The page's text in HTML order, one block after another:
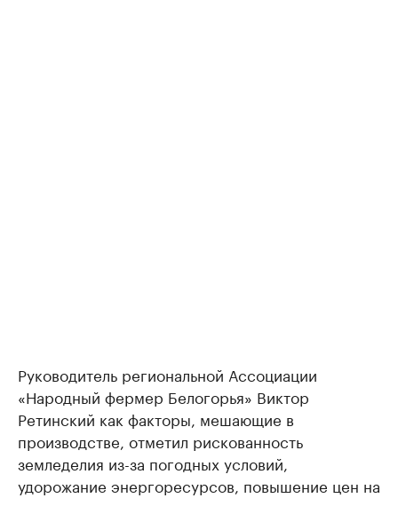
Руководитель региональной Ассоциации
«Народный фермер Белогорья» Виктор
Ретинский как факторы, мешающие в
производстве, отметил рискованность
земледелия из-за погодных условий,
удорожание энергоресурсов, повышение цен на